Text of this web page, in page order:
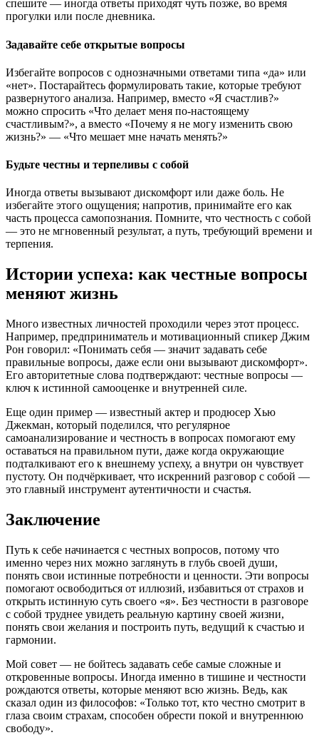
спешите — иногда ответы приходят чуть позже, во время
прогулки или после дневника.
Задавайте себе открытые вопросы
Избегайте вопросов с однозначными ответами типа «да» или
«нет». Постарайтесь формулировать такие, которые требуют
развернутого анализа. Например, вместо «Я счастлив?»
можно спросить «Что делает меня по-настоящему
счастливым?», а вместо «Почему я не могу изменить свою
жизнь?» — «Что мешает мне начать менять?»
Будьте честны и терпеливы с собой
Иногда ответы вызывают дискомфорт или даже боль. Не
избегайте этого ощущения; напротив, принимайте его как
часть процесса самопознания. Помните, что честность с собой
— это не мгновенный результат, а путь, требующий времени и
терпения.
Истории успеха: как честные вопросы
меняют жизнь
Много известных личностей проходили через этот процесс.
Например, предприниматель и мотивационный спикер Джим
Рон говорил: «Понимать себя — значит задавать себе
правильные вопросы, даже если они вызывают дискомфорт».
Его авторитетные слова подтверждают: честные вопросы —
ключ к истинной самооценке и внутренней силе.
Еще один пример — известный актер и продюсер Хью
Джекман, который поделился, что регулярное
самоанализирование и честность в вопросах помогают ему
оставаться на правильном пути, даже когда окружающие
подталкивают его к внешнему успеху, а внутри он чувствует
пустоту. Он подчёркивает, что искренний разговор с собой —
это главный инструмент аутентичности и счастья.
Заключение
Путь к себе начинается с честных вопросов, потому что
именно через них можно заглянуть в глубь своей души,
понять свои истинные потребности и ценности. Эти вопросы
помогают освободиться от иллюзий, избавиться от страхов и
открыть истинную суть своего «я». Без честности в разговоре
с собой труднее увидеть реальную картину своей жизни,
понять свои желания и построить путь, ведущий к счастью и
гармонии.
Мой совет — не бойтесь задавать себе самые сложные и
откровенные вопросы. Иногда именно в тишине и честности
рождаются ответы, которые меняют всю жизнь. Ведь, как
сказал один из философов: «Только тот, кто честно смотрит в
глаза своим страхам, способен обрести покой и внутреннюю
свободу».